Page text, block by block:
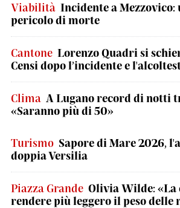
Viabilità Incidente a Mezzovico:
pericolo di morte
Cantone Lorenzo Quadri si
Censi dopo l’incidente e
Clima A Lugano record di notti
«Saranno più di 50»
Turismo Sapore di Mare 2026,
doppia Versilia
Piazza Grande Olivia Wilde: «La
rendere più leggero il peso delle